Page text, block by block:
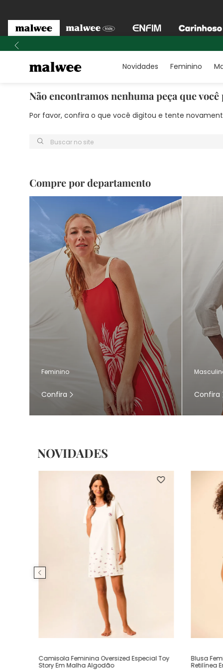
Novidades Feminino
Não encontramos nenhuma peça que
Por favor, confira o que você digitou e tente
Buscar no site
Compre por departamento
Feminino
Confira Confira
NOVIDADES
Camisola Feminina Oversized Especial Toy
Story Em Malha Algodão
Blusa
Retilínea